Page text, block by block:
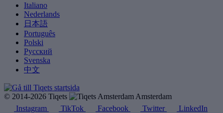
Italiano
Nederlands
日本語
Português
Polski
Русский
Svenska
中文
© 2014-2026 Tiqets
Amsterdam
Instagram
TikTok Facebook Twitter LinkedIn